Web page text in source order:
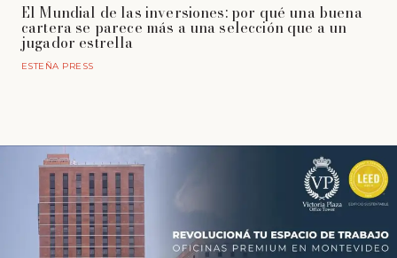
El Mundial de las inversiones: por qué una buena
cartera se parece más a una selección que a un
jugador estrella
ESTEÑA PRESS